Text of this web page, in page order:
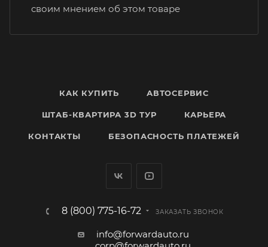
своим мнением об этом товаре
КАК КУПИТЬ АВТОСЕРВИС
ШТАБ-КВАРТИРА 3D ТУР КАРЬЕРА
КОНТАКТЫ БЕЗОПАСНОСТЬ ПЛАТЕЖЕЙ
8 (800) 775-16-72 ЗАКАЗАТЬ ЗВОНОК
info@forwardauto.ru